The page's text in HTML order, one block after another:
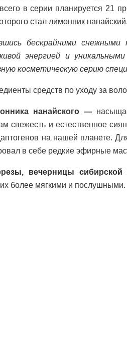
в серии планируется 21
стал лимонник нанайский.
бескрайними
энергией и
косметическую серию
средств по уходу за
нанайского —
свежесть и естественное
на нашей планете.
в себе редкие эфирные
вечерницы сибирской
более мягкими и послушными.